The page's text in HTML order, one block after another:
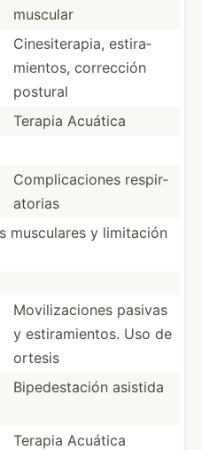
muscular
Cinesi­ter­apia, estira­
mie­ntos, corrección
postural
Terapia Acuática
Compli­cac­iones respir­
atorias
musculares y limitación
Movili­zac­iones pasivas
y estira­mie­ntos. Uso de
ortesis
Bipede­stación asistida
Terapia Acuática